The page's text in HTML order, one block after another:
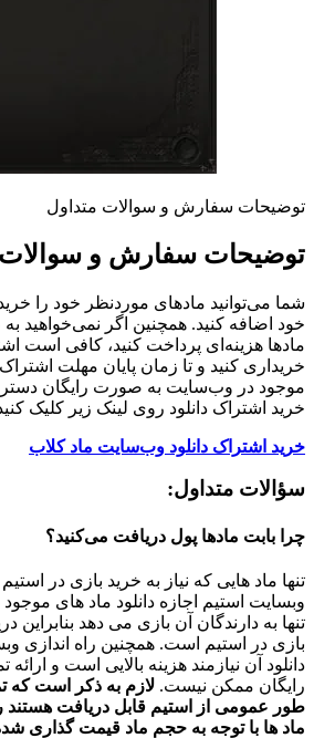
توضیحات سفارش و سوالات متداول
توضیحات سفارش و سوالات
شما می‌توانید مادهای موردنظر خود را
خود اضافه کنید. همچنین اگر نمی‌خواهید
مادها هزینه‌ای پرداخت کنید، کافی است
خریداری کنید و تا زمان پایان مهلت
موجود در وب‌سایت به صورت رایگان
خرید اشتراک دانلود روی لینک زیر کلیک
خرید اشتراک دانلود وب‌سایت ماد کلاب
سؤالات متداول:
چرا بابت مادها پول دریافت می‌کنید؟
تنها ماد هایی که نیاز به خرید بازی در
وبسایت استیم اجازه دانلود ماد های
تنها به دارندگان آن بازی می دهد بنابراین
بازی در استیم است. همچنین راه اندازی
دانلود آن نیازمند هزینه بالایی است و
رایگان ممکن نیست. لازم به ذکر است که
طور عمومی از استیم قابل دریافت هستند
ماد ها با توجه به حجم ماد قیمت گذاری